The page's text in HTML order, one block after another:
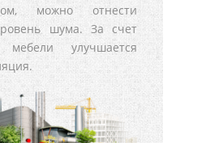
можно отнести
шума. За счет
мебели улучшается